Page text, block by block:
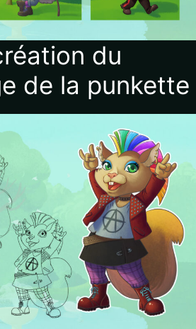
du
de la punkette